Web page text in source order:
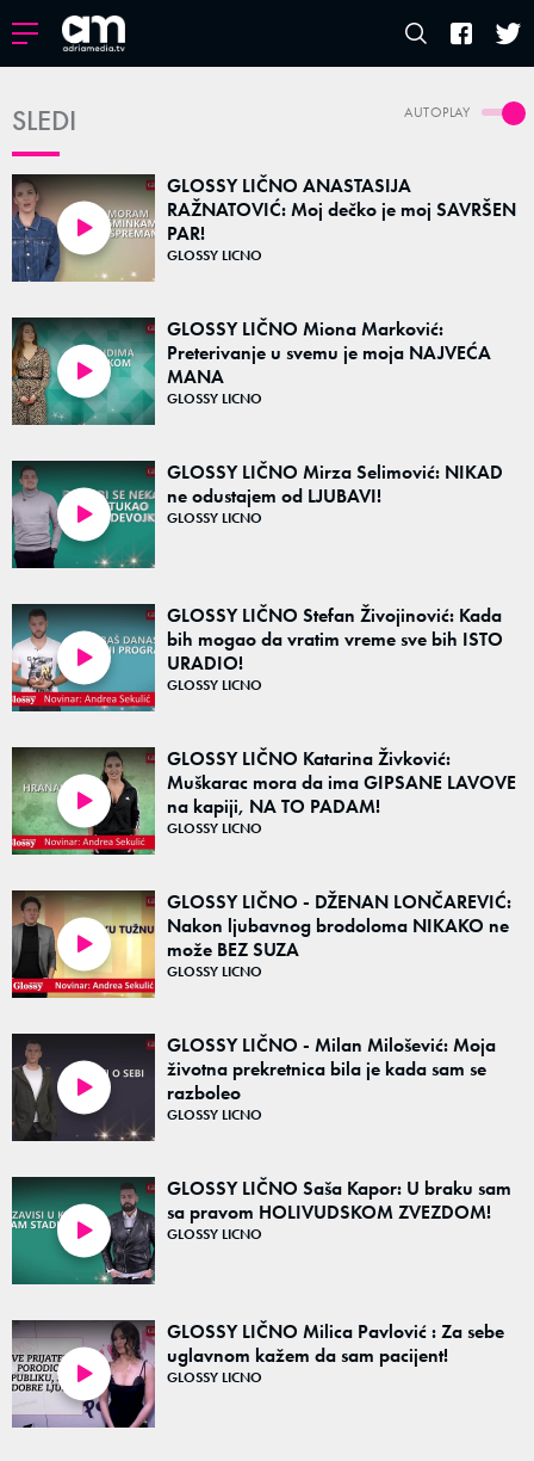
AUTOPLAY
SLEDI
GLOSSY LIČNO ANASTASIJA
RAŽNATOVIĆ: Moj dečko je moj SAVRŠEN
PAR!
GLOSSY LICNO
GLOSSY LIČNO Miona Marković:
Preterivanje u svemu je moja NAJVEĆA
MANA
GLOSSY LICNO
GLOSSY LIČNO Mirza Selimović: NIKAD
ne odustajem od LJUBAVI!
GLOSSY LICNO
GLOSSY LIČNO Stefan Živojinović: Kada
bih mogao da vratim vreme sve bih ISTO
URADIO!
GLOSSY LICNO
GLOSSY LIČNO Katarina Živković:
Muškarac mora da ima GIPSANE LAVOVE
na kapiji, NA TO PADAM!
GLOSSY LICNO
GLOSSY LIČNO - DŽENAN LONČAREVIĆ:
Nakon ljubavnog brodoloma NIKAKO ne
može BEZ SUZA
GLOSSY LICNO
GLOSSY LIČNO - Milan Milošević: Moja
životna prekretnica bila je kada sam se
razboleo
GLOSSY LICNO
GLOSSY LIČNO Saša Kapor: U braku sam
sa pravom HOLIVUDSKOM ZVEZDOM!
GLOSSY LICNO
GLOSSY LIČNO Milica Pavlović : Za sebe
uglavnom kažem da sam pacijent!
GLOSSY LICNO